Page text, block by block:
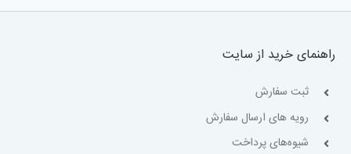
راهنمای خرید از سایت
ثبت سفارش
رویه های ارسال سفارش
شیوه‌های پرداخت